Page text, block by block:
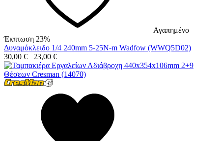
Αγαπημένο
Έκπτωση 23%
Δυναμόκλειδο 1/4 240mm 5-25N-m Wadfow (WWQ5D02)
30,00 € 23,00 €